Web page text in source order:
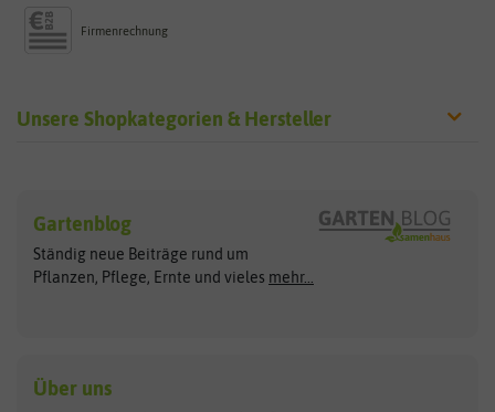
Firmenrechnung
Unsere Shopkategorien & Hersteller
Exotische Samen
Gemüsesamen
Gründünger
Kräutersamen
Arche Noah
ASB Greenworld
Benary
Clever Pots
COMPO
Gartenblog
Ständig neue Beiträge rund um
Pflanzen, Pflege, Ernte und vieles mehr...
Über uns